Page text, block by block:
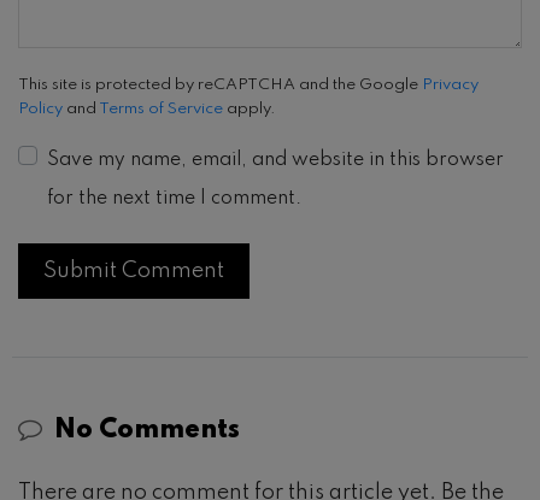
This site is protected by reCAPTCHA and the Google Privacy
Policy and Terms of Service apply.
Save my name, email, and website in this browser
for the next time I comment.
No Comments
There are no comment for this article yet. Be the